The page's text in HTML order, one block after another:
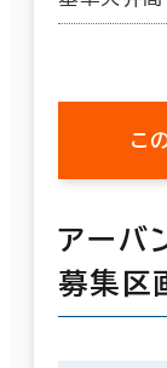
こ
アーバ
募集区